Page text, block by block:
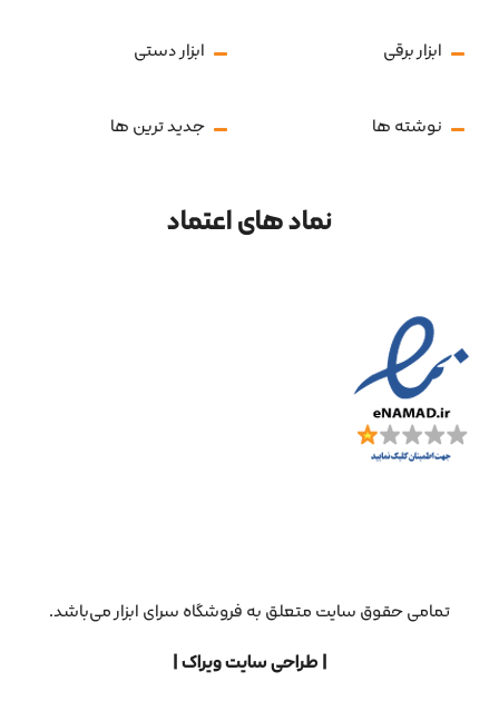
ابزار برقی ابزار دستی
نوشته ها جدید ترین ها
نماد های اعتماد
تمامی حقوق سایت متعلق به فروشگاه سرای ابزار می‌باشد.
| طراحی سایت ویراک |